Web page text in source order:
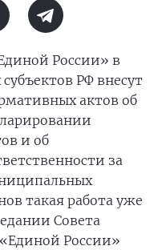
России» в
РФ внесут
актов об
и об
за
такая работа уже
Совета
России»